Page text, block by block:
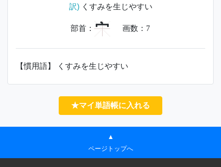
訳)くすみを生じやすい
部首： 宀 画数： 7
【慣用語】 くすみを生じやすい
★マイ単語帳に入れる
▲
ページトップへ